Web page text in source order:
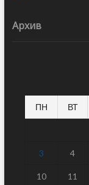
Архив
ПН ВТ
3 4
10 11